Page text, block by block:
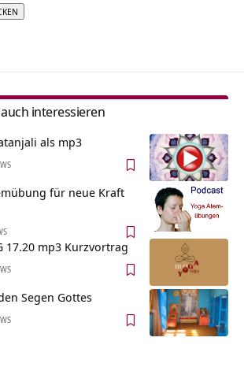
interessieren
als mp3
für neue Kraft
17.20 mp3 Kurzvortrag
Segen Gottes